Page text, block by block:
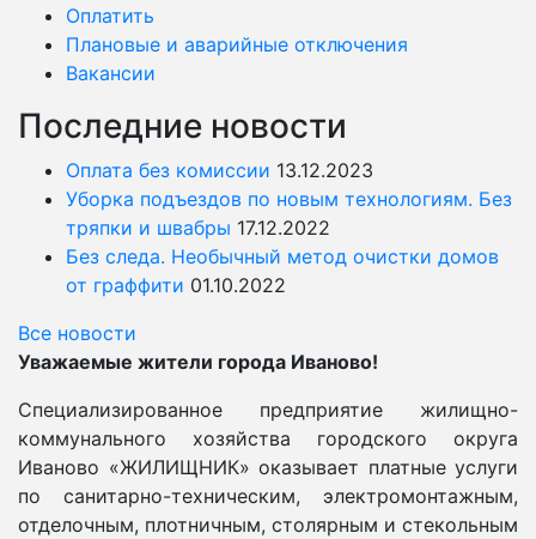
Оплатить
Плановые и аварийные отключения
Вакансии
Последние новости
Оплата без комиссии 13.12.2023
Уборка подъездов по новым технологиям. Без
тряпки и швабры 17.12.2022
Без следа. Необычный метод очистки домов
от граффити 01.10.2022
Все новости
Уважаемые жители города Иваново!
Специализированное предприятие жилищно-
коммунального хозяйства городского округа
Иваново «ЖИЛИЩНИК» оказывает платные услуги
по санитарно-техническим, электромонтажным,
отделочным, плотничным, столярным и стекольным